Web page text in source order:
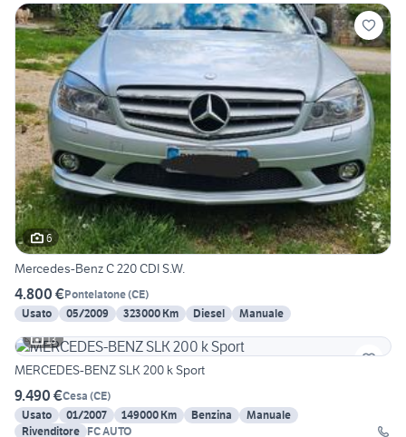
6
Mercedes-Benz C 220 CDI S.W.
4.800 €Pontelatone(CE)
Usato
05/2009 323000 Km Diesel
Manuale
13
MERCEDES-BENZ SLK 200 k Sport
9.490 €Cesa (CE)
Usato
01/2007 149000 Km Benzina
Manuale
Rivenditore FC AUTO